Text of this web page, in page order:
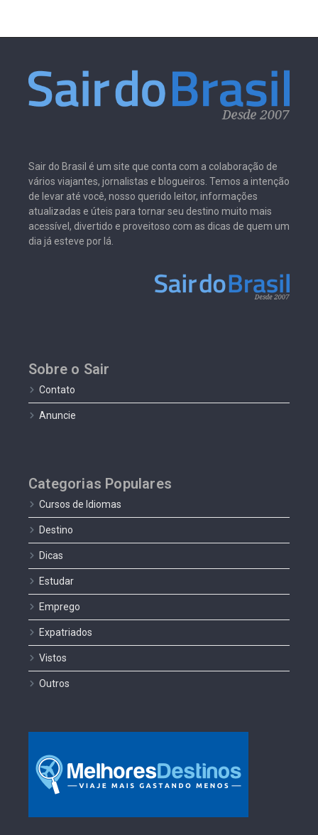
Sair do Brasil é um site que conta com a colaboração de
vários viajantes, jornalistas e blogueiros. Temos a intenção
de levar até você, nosso querido leitor, informações
atualizadas e úteis para tornar seu destino muito mais
acessível, divertido e proveitoso com as dicas de quem um
dia já esteve por lá.
Sobre o Sair
Contato
Anuncie
Categorias Populares
Cursos de Idiomas
Destino
Dicas
Estudar
Emprego
Expatriados
Vistos
Outros